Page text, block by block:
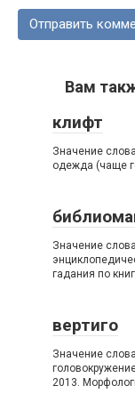
Вам
клифт
Значение
одежда (чаще
Значение
гадания по
вертиго
Значение
2013.